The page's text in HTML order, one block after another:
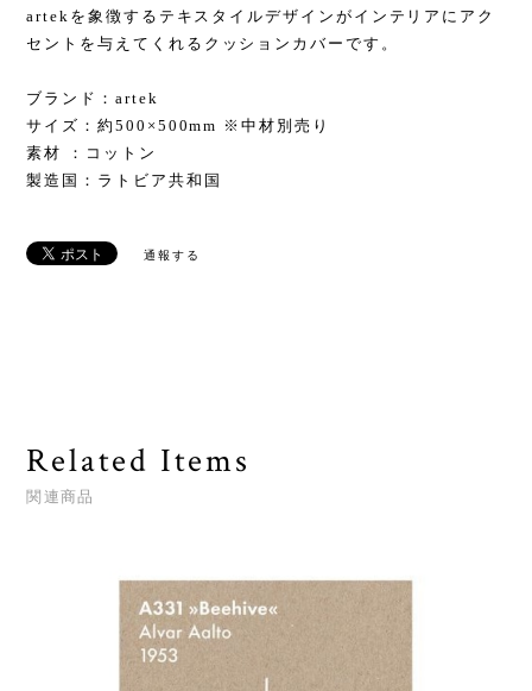
artekを象徴するテキスタイルデザインがインテリアにアク
セントを与えてくれるクッションカバーです。
ブランド：artek
サイズ：約500×500mm ※中材別売り
素材 ：コットン
製造国：ラトビア共和国
通報する
Related Items
関連商品